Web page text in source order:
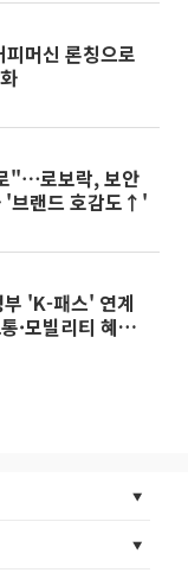
피머신 론칭으로
"⋯로보락, 보안
'브랜드 호감도↑'
'K-패스' 연계
·모빌리티 혜택